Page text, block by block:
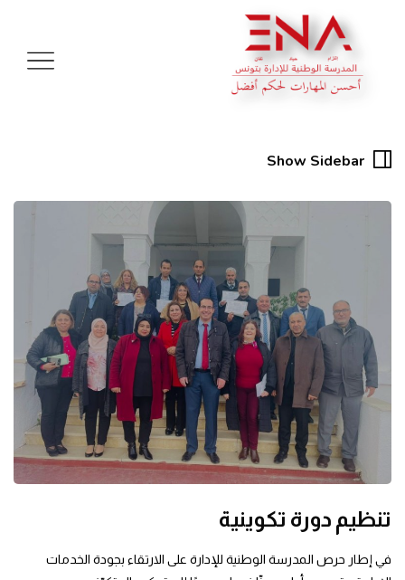
Show Sidebar
تنظيم دورة تكوينية
في إطار حرص المدرسة الوطنية للإدارة على الارتقاء بجودة الخدمات